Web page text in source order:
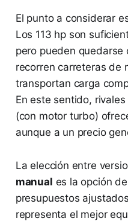
El punto a considerar
Los 113 hp son
pero pueden quedarse
recorren carreteras de
transportan carga
En este sentido, rivales
(con motor turbo)
aunque a un precio
La elección entre
manual es la opción
presupuestos
representa el mejor